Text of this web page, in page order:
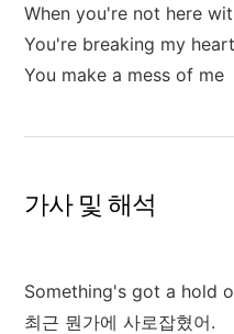
When you're not here
You're breaking my
You make a mess of me
가사 및 해석
Something's got a hold
최근 뭔가에 사로잡혔어.